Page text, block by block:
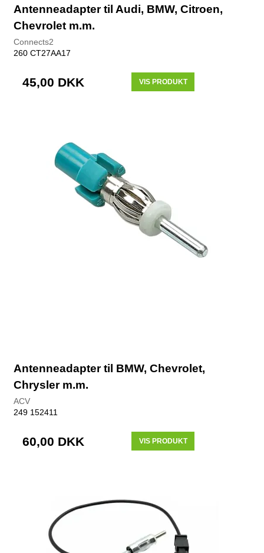
Antenneadapter til Audi, BMW, Citroen,
Chevrolet m.m.
Connects2
260 CT27AA17
45,00 DKK VIS PRODUKT
Antenneadapter til BMW, Chevrolet,
Chrysler m.m.
ACV
249 152411
60,00 DKK VIS PRODUKT